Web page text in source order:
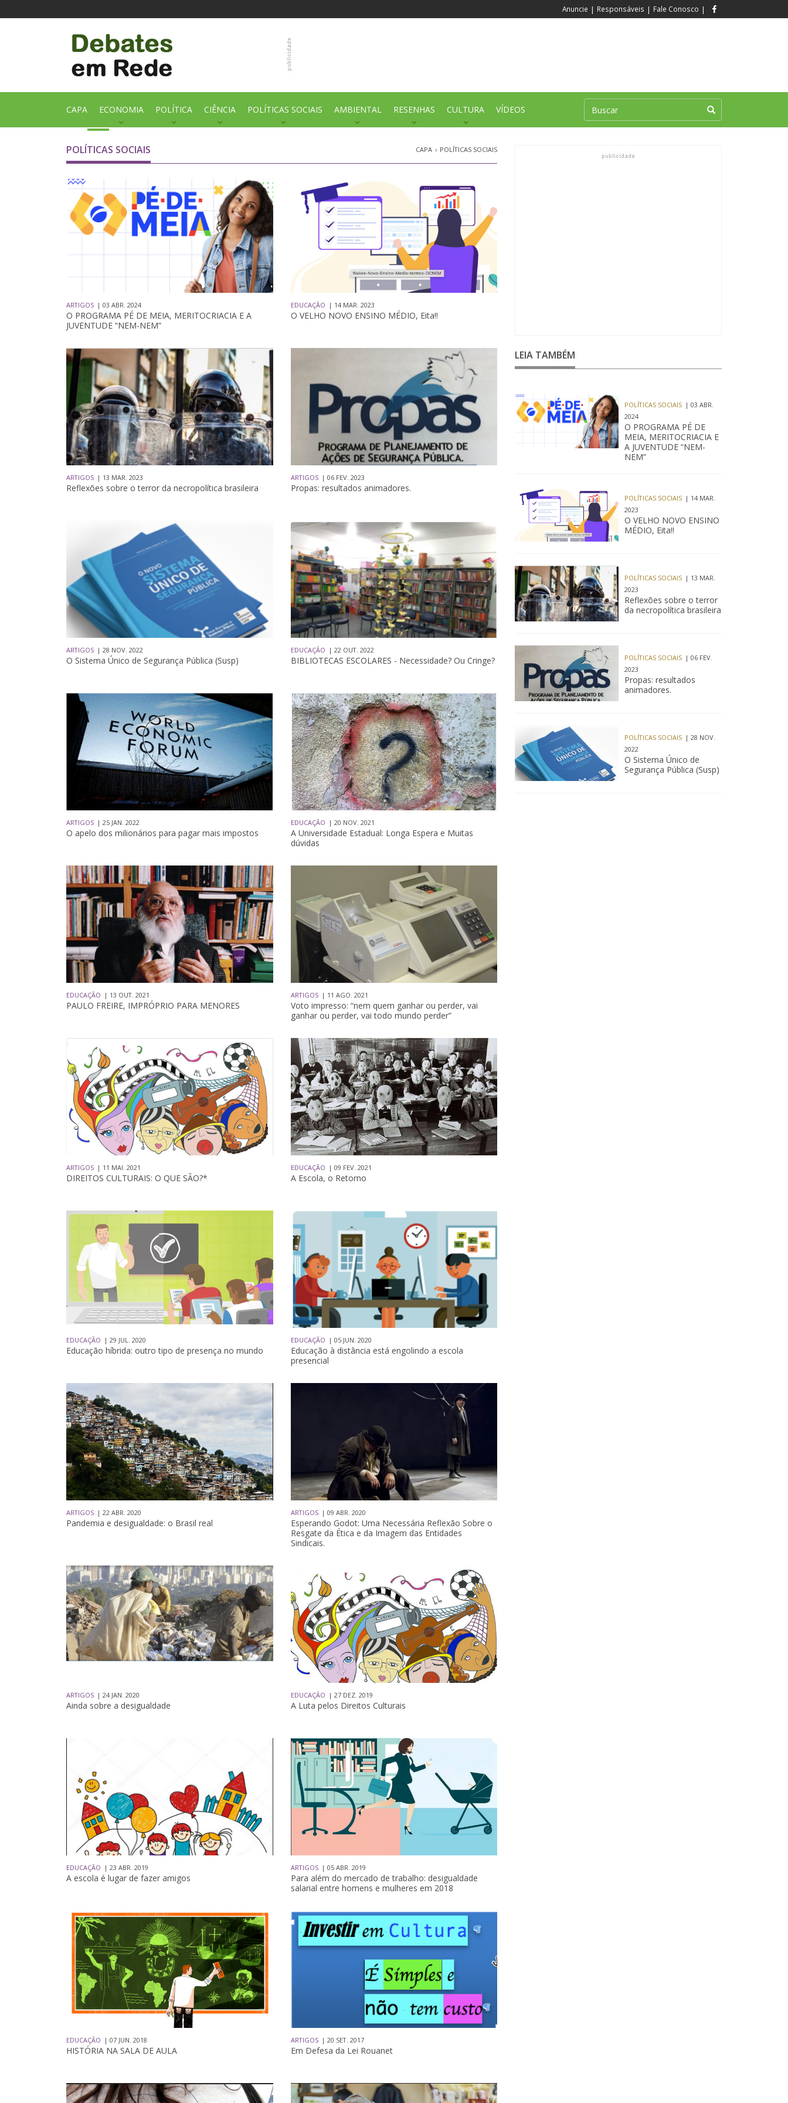
Anuncie | Responsáveis | Fale Conosco |
CAPA ECONOMIA POLÍTICA CIÊNCIA POLÍTICAS SOCIAIS AMBIENTAL RESENHAS CULTURA VÍDEOS
POLÍTICAS SOCIAIS CAPA › POLÍTICAS SOCIAIS
ARTIGOS | 03 ABR. 2024
O PROGRAMA PÉ DE MEIA, MERITOCRIACIA E A
JUVENTUDE “NEM-NEM”
EDUCAÇÃO | 14 MAR. 2023
O VELHO NOVO ENSINO MÉDIO, Eita!!
ARTIGOS | 13 MAR. 2023
Reflexões sobre o terror da necropolítica brasileira
ARTIGOS | 06 FEV. 2023
Propas: resultados animadores.
ARTIGOS | 28 NOV. 2022
O Sistema Único de Segurança Pública (Susp)
EDUCAÇÃO | 22 OUT. 2022
BIBLIOTECAS ESCOLARES - Necessidade? Ou Cringe?
ARTIGOS | 25 JAN. 2022
O apelo dos milionários para pagar mais impostos
EDUCAÇÃO | 20 NOV. 2021
A Universidade Estadual: Longa Espera e Muitas
dúvidas
EDUCAÇÃO | 13 OUT. 2021
PAULO FREIRE, IMPRÓPRIO PARA MENORES
ARTIGOS | 11 AGO. 2021
Voto impresso: “nem quem ganhar ou perder, vai
ganhar ou perder, vai todo mundo perder”
ARTIGOS | 11 MAI. 2021
DIREITOS CULTURAIS: O QUE SÃO?*
EDUCAÇÃO | 09 FEV. 2021
A Escola, o Retorno
EDUCAÇÃO | 29 JUL. 2020
Educação híbrida: outro tipo de presença no mundo
EDUCAÇÃO | 05 JUN. 2020
Educação à distância está engolindo a escola
presencial
ARTIGOS | 22 ABR. 2020
Pandemia e desigualdade: o Brasil real
ARTIGOS | 09 ABR. 2020
Esperando Godot: Uma Necessária Reflexão Sobre o
Resgate da Ética e da Imagem das Entidades
Sindicais.
ARTIGOS | 24 JAN. 2020
Ainda sobre a desigualdade
EDUCAÇÃO | 27 DEZ. 2019
A Luta pelos Direitos Culturais
EDUCAÇÃO | 23 ABR. 2019
A escola é lugar de fazer amigos
ARTIGOS | 05 ABR. 2019
Para além do mercado de trabalho: desigualdade
salarial entre homens e mulheres em 2018
EDUCAÇÃO | 07 JUN. 2018
HISTÓRIA NA SALA DE AULA
ARTIGOS | 20 SET. 2017
Em Defesa da Lei Rouanet
LEIA TAMBÉM
POLÍTICAS SOCIAIS | 03 ABR.
2024
O PROGRAMA PÉ DE
MEIA, MERITOCRIACIA E
A JUVENTUDE “NEM-
NEM”
POLÍTICAS SOCIAIS | 14 MAR.
2023
O VELHO NOVO ENSINO
MÉDIO, Eita!!
POLÍTICAS SOCIAIS | 13 MAR.
2023
Reflexões sobre o terror
da necropolítica brasileira
POLÍTICAS SOCIAIS | 06 FEV.
2023
Propas: resultados
animadores.
POLÍTICAS SOCIAIS | 28 NOV.
2022
O Sistema Único de
Segurança Pública (Susp)